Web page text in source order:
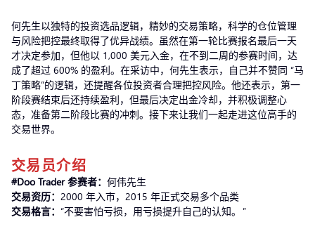
何先生以独特的投资选品逻辑，精妙的交易策略，科学的仓位管理
与风险把控最终取得了优异战绩。虽然在第一轮比赛报名最后一天
才决定参加，但他以 1,000 美元入金，在不到二周的参赛时间，达
成了超过 600% 的盈利。在采访中，何先生表示，自己并不赞同 “马
丁策略”的逻辑，还提醒各位投资者合理把控风险。他还表示，第一
阶段赛结束后还持续盈利，但最后决定出金冷却，并积极调整心
态，准备第二阶段比赛的冲刺。接下来让我们一起走进这位高手的
交易世界。
交易员介绍
#Doo Trader 参赛者： 何伟先生
交易资历： 2000 年入市，2015 年正式交易多个品类
交易格言： “不要害怕亏损，用亏损提升自己的认知。 ”